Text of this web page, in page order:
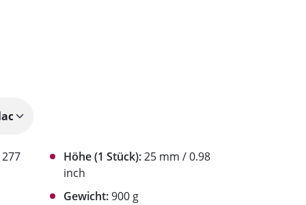
Höhe (1 Stück):25 mm / 0.98
inch
Gewicht:900 g